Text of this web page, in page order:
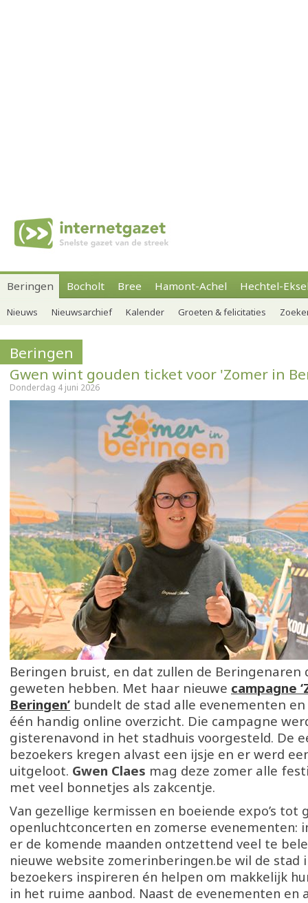
Beringen Bocholt Bree Hamont-Achel Hechtel-
Nieuws Nieuwsarchief Kalender Groeten & felicitaties
Beringen
Gwen wint gouden ticket voor 'Zomer in
Donderdag 4 juni 2026
Beringen bruist, en dat zullen de Beringenaren
geweten hebben. Met haar nieuwe campagne
Beringen’ bundelt de stad alle evenementen
één handig online overzicht. Die campagne
gisterenavond in het stadhuis voorgesteld. De
bezoekers kregen alvast een ijsje en er werd
uitgeloot. Gwen Claes mag deze zomer alle
met veel bonnetjes als zakcentje.
Van gezellige kermissen en boeiende expo’s tot
openluchtconcerten en zomerse evenementen:
er de komende maanden ontzettend veel te
nieuwe website zomerinberingen.be wil de stad
bezoekers inspireren én helpen om makkelijk
in het ruime aanbod. Naast de evenementen en